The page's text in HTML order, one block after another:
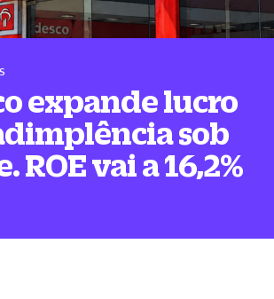
expande lucro
sob
ROE vai a 16,2%